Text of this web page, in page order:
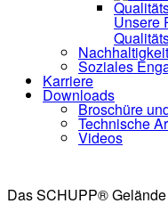
Unsere
Nachhaltigkeit
Soziales
Karriere
Downloads
Broschüre
Technische
Videos
Das SCHUPP®